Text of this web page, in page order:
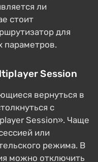
ли
стоит
для
параметров.
Session
вернуться в
с
Session». Чаще
или
режима. В
можно отключить